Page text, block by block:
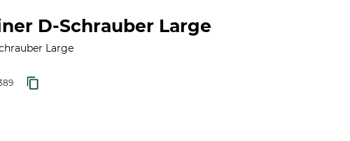
D-Schrauber Large
Large